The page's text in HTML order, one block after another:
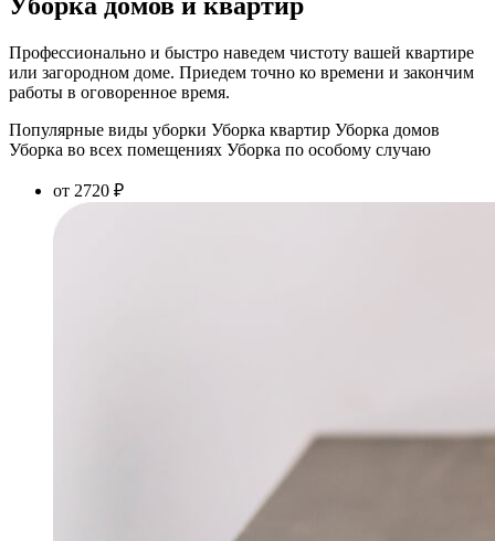
Профессионально и быстро наведем чистоту вашей квартире
или загородном доме. Приедем точно ко времени и закончим
работы в оговоренное время.
Популярные виды уборки Уборка квартир Уборка домов
Уборка во всех помещениях Уборка по особому случаю
от 2720 ₽